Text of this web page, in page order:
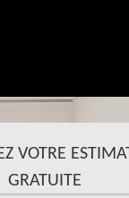
VOTRE
GRATUITE